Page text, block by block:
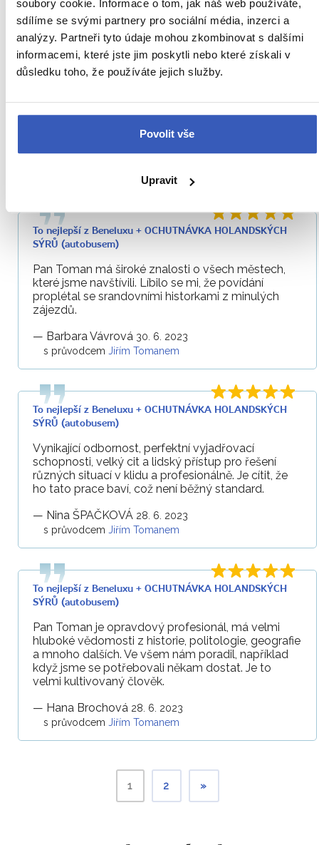
soubory cookie. Informace o tom, jak náš web používáte,
sdílíme se svými partnery pro sociální média, inzerci a
analýzy. Partneři tyto údaje mohou zkombinovat s dalšími
informacemi, které jste jim poskytli nebo které získali v
důsledku toho, že používáte jejich služby.
Povolit vše
Upravit
—Naděžda Ćuberková 4. 7. 2023
s průvodcemJiřím Tomanem
To nejlepší z Beneluxu + OCHUTNÁVKA HOLANDSKÝCH
Pan Jiří byl pohodový, velmi ochotný a gejzír
—Hana Hořáková 1. 7. 2023
To nejlepší z Beneluxu + OCHUTNÁVKA HOLANDSKÝCH
SÝRŮ (autobusem)
Pan Toman má široké znalosti o všech městech,
které jsme navštívili. Líbilo se mi, že povídání
proplétal se srandovními historkami z minulých
zájezdů.
— Barbara Vávrová 30. 6. 2023
s průvodcem Jiřím Tomanem
To nejlepší z Beneluxu + OCHUTNÁVKA HOLANDSKÝCH
SÝRŮ (autobusem)
Vynikající odbornost, perfektní vyjadřovací
schopnosti, velký cit a lidský přístup pro řešení
různých situací v klidu a profesionálně. Je cítit, že
ho tato prace baví, což není běžný standard.
— Nina ŠPAČKOVÁ 28. 6. 2023
s průvodcem Jiřím Tomanem
To nejlepší z Beneluxu + OCHUTNÁVKA HOLANDSKÝCH
SÝRŮ (autobusem)
Pan Toman je opravdový profesionál, má velmi
hluboké vědomosti z historie, politologie, geografie
a mnoho dalších. Ve všem nám poradil, například
když jsme se potřebovali někam dostat. Je to
velmi kultivovaný člověk.
— Hana Brochová 28. 6. 2023
s průvodcem Jiřím Tomanem
1 2 »